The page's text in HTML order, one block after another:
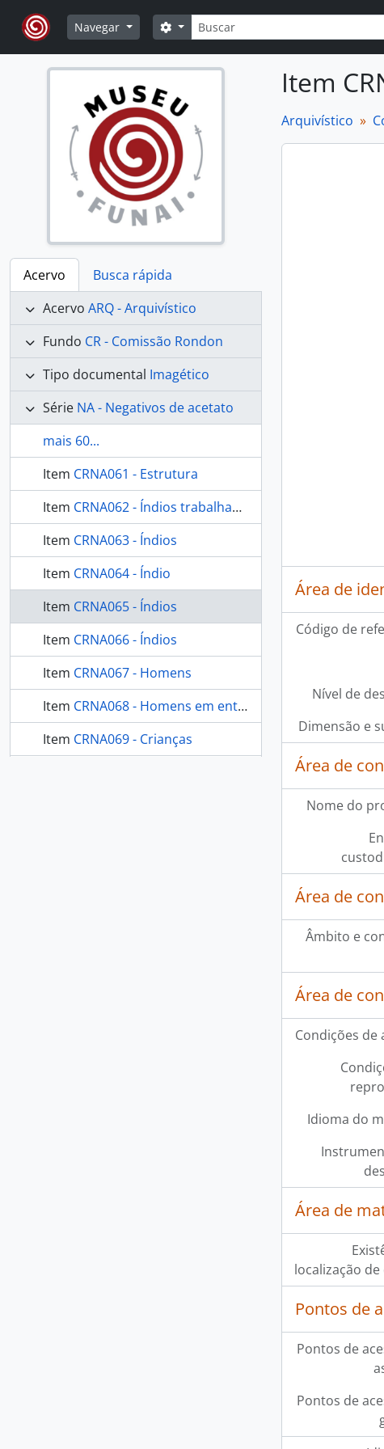
Skip to main content
Navegar
Buscar
Opções de busca
Acervo
Busca rápida
Acervo ARQ - Arquivístico
Fundo CR - Comissão Rondon
Tipo documental Imagético
Série NA - Negativos de acetato
mais 60...
Item CRNA061 - Estrutura
Item CRNA062 - Índios trabalhando
Item CRNA063 - Índios
Item CRNA064 - Índio
Item CRNA065 - Índios
Item CRNA066 - Índios
Item CRNA067 - Homens
Item CRNA068 - Homens em enterro
Item CRNA069 - Crianças
Item
Arquivístico
Área de
Código de
Nível de
Dimensão e
Área de
Nome do
Área de
Âmbito e
Área de
Condições de
Idioma do
Área de
localização de
Pontos de
Pontos de
Pontos de